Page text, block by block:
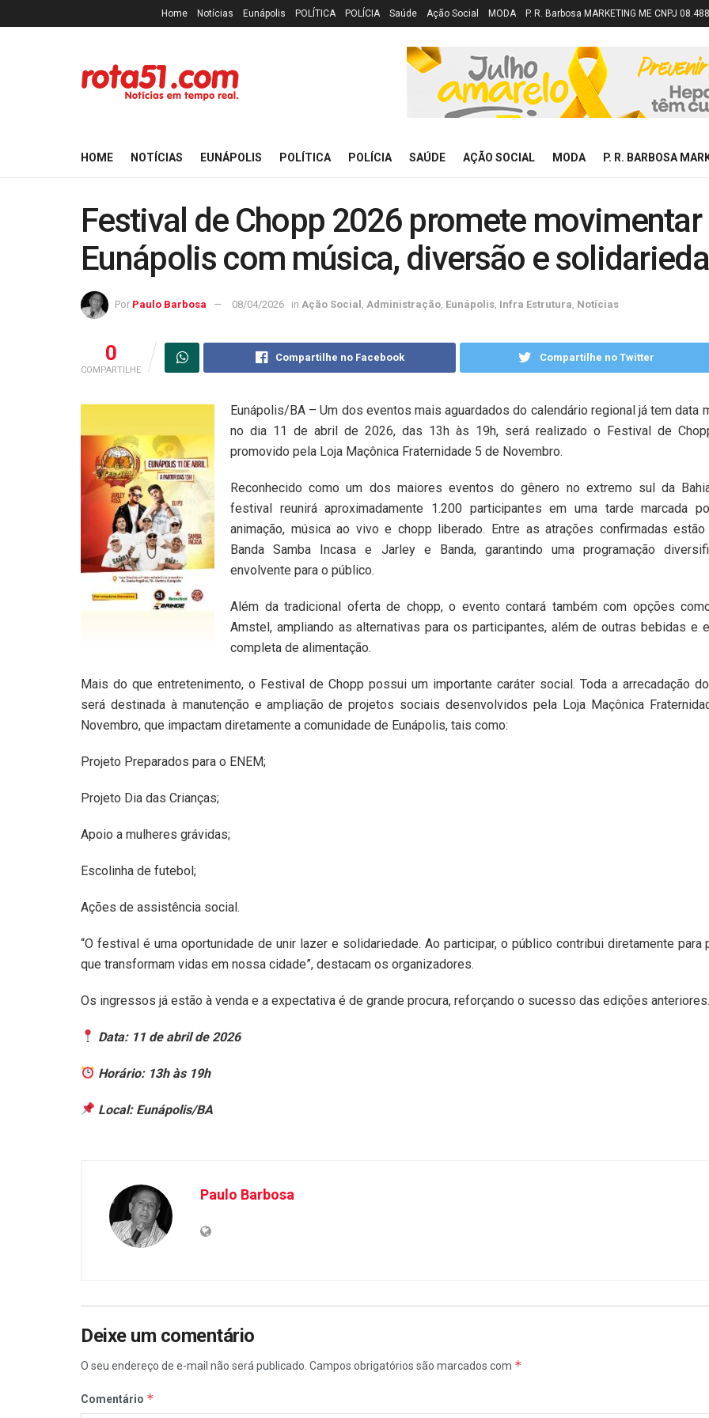
Home Notícias Eunápolis POLÍTICA POLÍCIA Saúde Ação Social MODA P. R. Barbosa MARKETING ME CNPJ
HOME NOTÍCIAS EUNÁPOLIS POLÍTICA POLÍCIA SAÚDE AÇÃO SOCIAL MODA P. R. BARBOSA
Festival de Chopp 2026 promete movimentar
Eunápolis com música, diversão e
Por Paulo Barbosa 08/04/2026 in Ação Social Administração Eunápolis Infra Estrutura Notícias
0
COMPARTILHE
Compartilhe no Facebook Compartilhe no Twitter
Eunápolis/BA – Um dos eventos mais aguardados do calendário regional já tem data
no dia 11 de abril de 2026, das 13h às 19h, será realizado o Festival de
promovido pela Loja Maçônica Fraternidade 5 de Novembro.
Reconhecido como um dos maiores eventos do gênero no extremo sul da
festival reunirá aproximadamente 1.200 participantes em uma tarde marcada
animação, música ao vivo e chopp liberado. Entre as atrações confirmadas
Banda Samba Incasa e Jarley e Banda, garantindo uma programação
envolvente para o público.
Além da tradicional oferta de chopp, o evento contará também com opções
Amstel, ampliando as alternativas para os participantes, além de outras bebidas e
completa de alimentação.
Mais do que entretenimento, o Festival de Chopp possui um importante caráter social. Toda a arrecadação
será destinada à manutenção e ampliação de projetos sociais desenvolvidos pela Loja Maçônica
Novembro, que impactam diretamente a comunidade de Eunápolis, tais como:
Projeto Preparados para o ENEM;
Projeto Dia das Crianças;
Apoio a mulheres grávidas;
Escolinha de futebol;
Ações de assistência social.
“O festival é uma oportunidade de unir lazer e solidariedade. Ao participar, o público contribui diretamente para
que transformam vidas em nossa cidade”, destacam os organizadores.
Os ingressos já estão à venda e a expectativa é de grande procura, reforçando o sucesso das edições anteriores.
Data: 11 de abril de 2026
Horário: 13h às 19h
Local: Eunápolis/BA
Paulo Barbosa
Deixe um comentário
O seu endereço de e-mail não será publicado. Campos obrigatórios são marcados com *
Comentário *